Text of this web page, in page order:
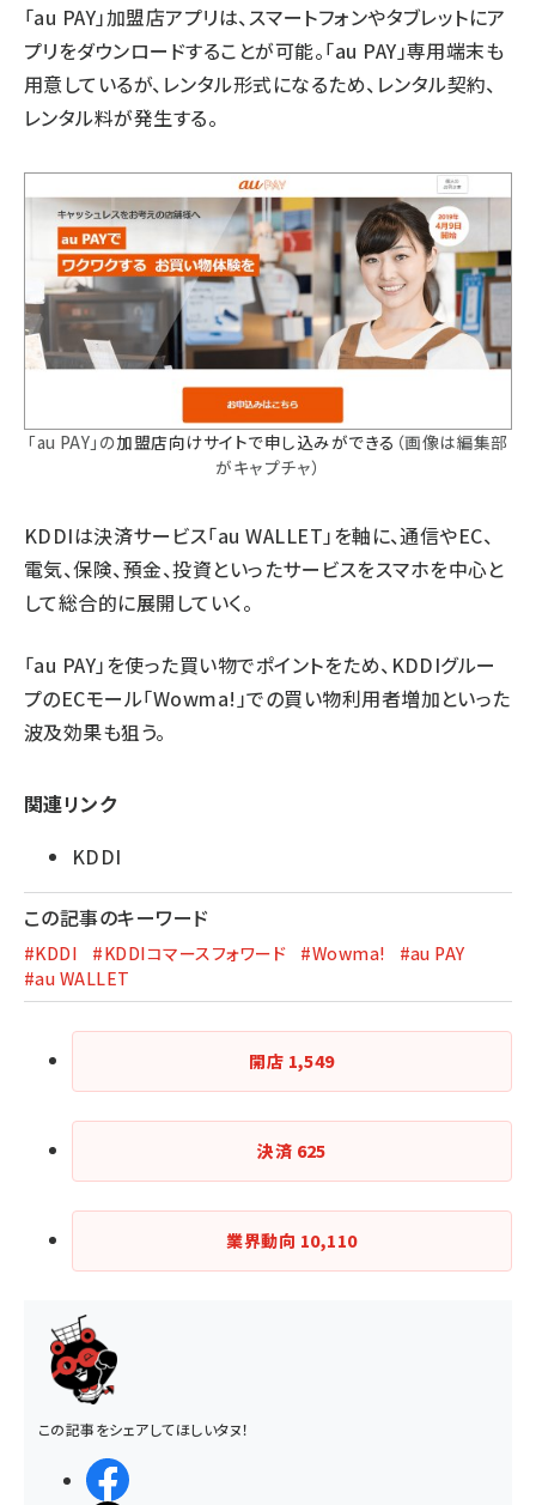
「au PAY」加盟店アプリは、スマートフォンやタブレットにア
プリをダウンロードすることが可能。「au PAY」専用端末も
用意しているが、レンタル形式になるため、レンタル契約、
レンタル料が発生する。
「au PAY」の加盟店向けサイトで申し込みができる （画像は編集部
がキャプチャ）
KDDIは決済サービス「au WALLET」を軸に、通信やEC、
電気、保険、預金、投資といったサービスをスマホを中心と
して総合的に展開していく。
「au PAY」を使った買い物でポイントをため、KDDIグルー
プのECモール「Wowma!」での買い物利用者増加といった
波及効果も狙う。
関連リンク
KDDI
この記事のキーワード
#KDDI #KDDIコマースフォワード #Wowma!
#au PAY
#au WALLET
開店 1,549
決済 625
業界動向 10,110
この記事をシェアしてほしいタヌ！